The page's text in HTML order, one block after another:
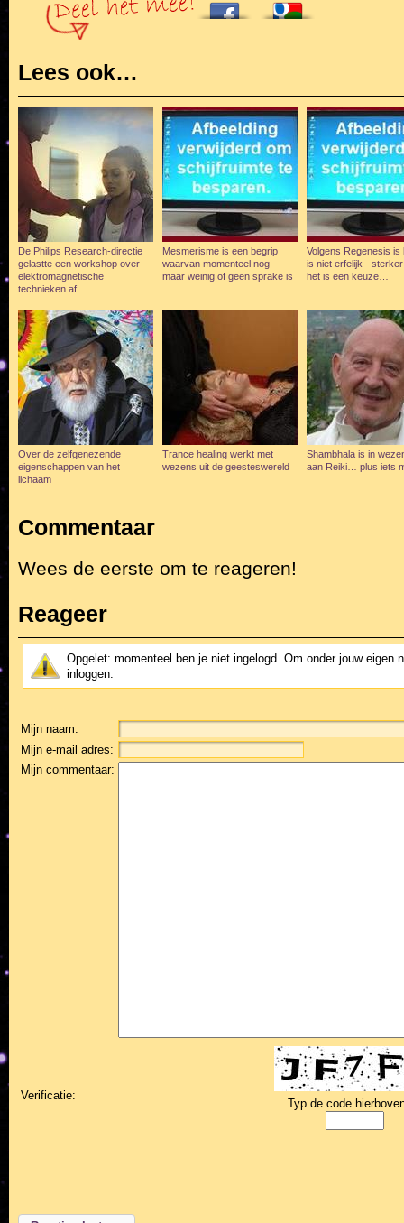
Lees ook…
De Philips Research-directie
gelastte een workshop over
elektromagnetische
technieken af
Mesmerisme is een begrip
waarvan momenteel nog
maar weinig of geen sprake is
Volgens Regenesis is
is niet erfelijk -
het is een keuze…
Over de zelfgenezende
eigenschappen van het
lichaam
Trance healing werkt met
wezens uit de geesteswereld
Shambhala is in
aan Reiki… plus iets
Commentaar
Wees de eerste om te reageren!
Reageer
Opgelet: momenteel ben je niet ingelogd. Om onder jouw eigen
inloggen.
Mijn naam:
Mijn e-mail adres:
Mijn commentaar:
Verificatie:
Typ de code